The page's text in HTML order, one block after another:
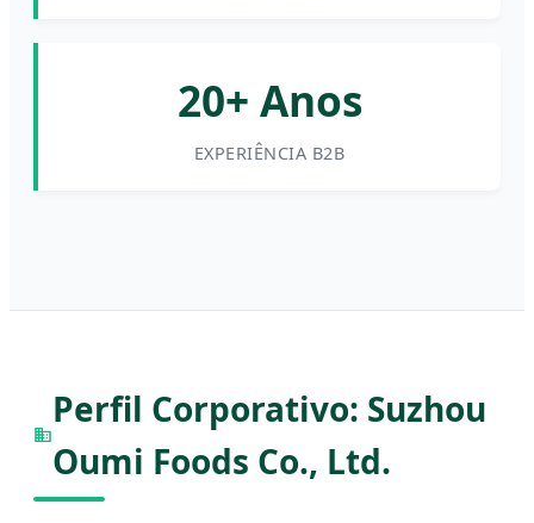
20+ Anos
EXPERIÊNCIA B2B
Perfil Corporativo: Suzhou
Oumi Foods Co., Ltd.